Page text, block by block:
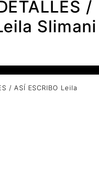
/
Slimani
/ ASÍ ESCRIBO Leila